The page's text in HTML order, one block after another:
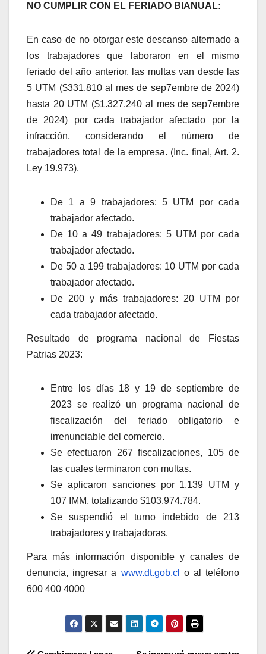
NO CUMPLIR CON EL FERIADO BIANUAL:
En caso de no otorgar este descanso alternado a
los trabajadores que laboraron en el mismo
feriado del año anterior, las multas van desde las
5 UTM ($331.810 al mes de sep7embre de 2024)
hasta 20 UTM ($1.327.240 al mes de sep7embre
de 2024) por cada trabajador afectado por la
infracción, considerando el número de
trabajadores total de la empresa. (Inc. final, Art. 2.
Ley 19.973).
De 1 a 9 trabajadores: 5 UTM por cada
trabajador afectado.
De 10 a 49 trabajadores: 5 UTM por cada
trabajador afectado.
De 50 a 199 trabajadores: 10 UTM por cada
trabajador afectado.
De 200 y más trabajadores: 20 UTM por
cada trabajador afectado.
Resultado de programa nacional de Fiestas
Patrias 2023:
Entre los días 18 y 19 de septiembre de
2023 se realizó un programa nacional de
fiscalización del feriado obligatorio e
irrenunciable del comercio.
Se efectuaron 267 fiscalizaciones, 105 de
las cuales terminaron con multas.
Se aplicaron sanciones por 1.139 UTM y
107 IMM, totalizando $103.974.784.
Se suspendió el turno indebido de 213
trabajadores y trabajadoras.
Para más información disponible y canales de
denuncia, ingresar a www.dt.gob.cl
o al teléfono
600 400 4000